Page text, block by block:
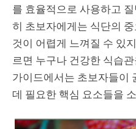
를 효율적으로 사용하고
히 초보자에게는 식단의
것이 어렵게 느껴질 수 있
르면 누구나 건강한 식습
가이드에서는 초보자들이
데 필요한 핵심 요소들을